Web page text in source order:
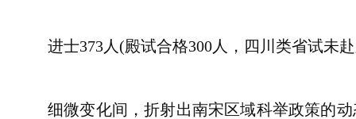
进士373人(殿试合格300人，四川类省试未
细微变化间，折射出南宋区域科举政策的